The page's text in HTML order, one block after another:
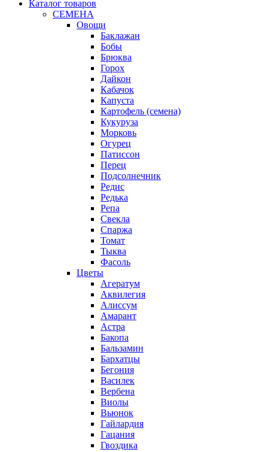
Каталог товаров
СЕМЕНА
Овощи
Баклажан
Бобы
Брюква
Горох
Дайкон
Кабачок
Капуста
Картофель (семена)
Кукуруза
Морковь
Огурец
Патиссон
Перец
Подсолнечник
Редис
Редька
Репа
Свекла
Спаржа
Томат
Тыква
Фасоль
Цветы
Агератум
Аквилегия
Алиссум
Амарант
Астра
Бакопа
Бальзамин
Бархатцы
Бегония
Василек
Вербена
Виолы
Вьюнок
Гайлардия
Гацания
Гвоздика